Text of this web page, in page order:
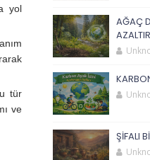
yol
tür
ve
AĞAÇ
ŞİFALI